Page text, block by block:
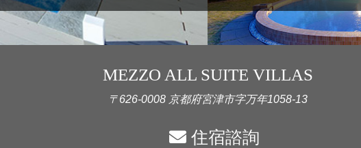
MEZZO ALL SUITE VILLAS
〒626-0008 京都府宮津市字万年1058-13
住宿諮詢